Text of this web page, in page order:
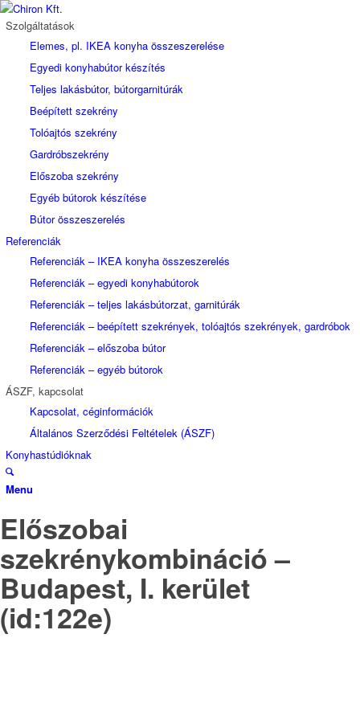
Szolgáltatások
Elemes, pl. IKEA konyha összeszerelése
Egyedi konyhabútor készítés
Teljes lakásbútor, bútorgarnitúrák
Beépített szekrény
Tolóajtós szekrény
Gardróbszekrény
Előszoba szekrény
Egyéb bútorok készítése
Bútor összeszerelés
Referenciák
Referenciák – IKEA konyha összeszerelés
Referenciák – egyedi konyhabútorok
Referenciák – teljes lakásbútorzat, garnitúrák
Referenciák – beépített szekrények, tolóajtós szekrények, gardróbok
Referenciák – előszoba bútor
Referenciák – egyéb bútorok
ÁSZF, kapcsolat
Kapcsolat, céginformációk
Általános Szerződési Feltételek (ÁSZF)
Konyhastúdióknak
Menu
Előszobai
szekrénykombináció –
Budapest, I. kerület
(id:122e)